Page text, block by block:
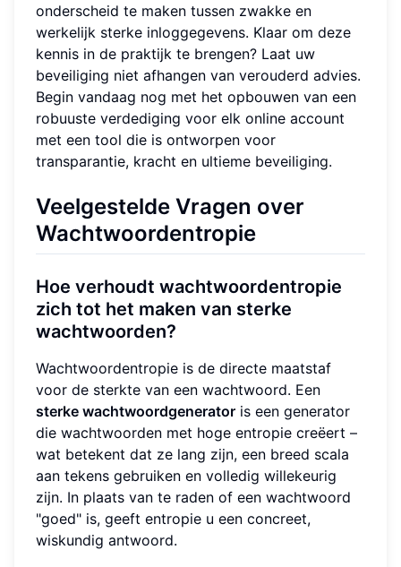
onderscheid te maken tussen zwakke en
werkelijk sterke inloggegevens. Klaar om deze
kennis in de praktijk te brengen? Laat uw
beveiliging niet afhangen van verouderd advies.
Begin vandaag nog met het opbouwen van een
robuuste verdediging voor elk online account
met een tool die is ontworpen voor
transparantie, kracht en ultieme beveiliging.
Veelgestelde Vragen over
Wachtwoordentropie
Hoe verhoudt wachtwoordentropie
zich tot het maken van sterke
wachtwoorden?
Wachtwoordentropie is de directe maatstaf
voor de sterkte van een wachtwoord. Een
sterke wachtwoordgenerator is een generator
die wachtwoorden met hoge entropie creëert –
wat betekent dat ze lang zijn, een breed scala
aan tekens gebruiken en volledig willekeurig
zijn. In plaats van te raden of een wachtwoord
"goed" is, geeft entropie u een concreet,
wiskundig antwoord.